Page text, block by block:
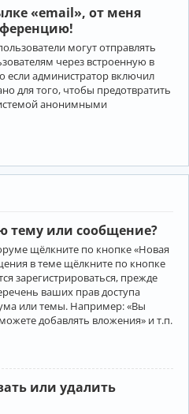
«email», от меня
могут отправлять
через встроенную в
администратор включил
для того, чтобы предотвратить
анонимными
тему или сообщение?
щёлкните по кнопке «Новая
в теме щёлкните по кнопке
зарегистрироваться, прежде
ваших прав доступа
или темы. Например: «Вы
добавлять вложения» и т.п.
или удалить